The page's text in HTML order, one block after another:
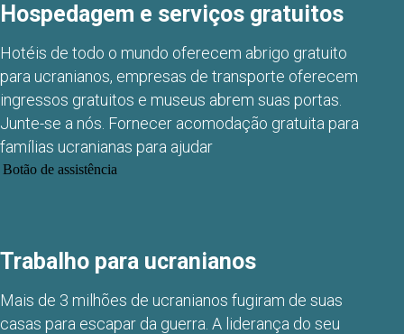
Hospedagem e serviços gratuitos
Hotéis de todo o mundo oferecem abrigo gratuito
para ucranianos, empresas de transporte oferecem
ingressos gratuitos e museus abrem suas portas.
Junte-se a nós. Fornecer acomodação gratuita para
famílias ucranianas para ajudar
Botão de assistência
Trabalho para ucranianos
Mais de 3 milhões de ucranianos fugiram de suas
casas para escapar da guerra. A liderança do seu